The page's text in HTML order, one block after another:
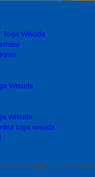
Toga Wisuda
Wisuda
Wisuda
toga wisuda
tinggi jurusan